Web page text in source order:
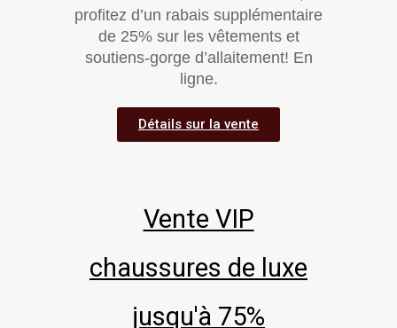
profitez d’un rabais supplémentaire
de 25% sur les vêtements et
soutiens-gorge d’allaitement! En
ligne.
Détails sur la vente
Vente VIP
chaussures de luxe
jusqu'à 75%